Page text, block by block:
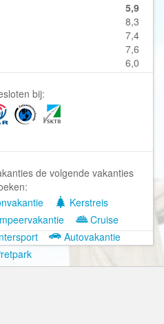
5,9
8,3
7,4
7,6
6,0
bij:
de volgende vakanties
Kerstreis
Cruise
Autovakantie